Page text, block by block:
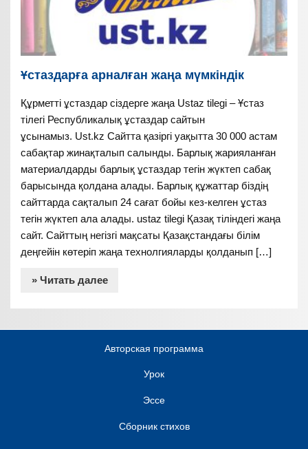
Ұстаздарға арналған жаңа мүмкіндік
Құрметті ұстаздар сіздерге жаңа Ustaz tilegi – Ұстаз
тілегі Республикалық ұстаздар сайтын
ұсынамыз. Ust.kz Сайтта қазіргі уақытта 30 000 астам
сабақтар жинақталып салынды. Барлық жарияланған
материалдарды барлық ұстаздар тегін жүктеп сабақ
барысында қолдана алады. Барлық құжаттар біздің
сайттарда сақталып 24 сағат бойы кез-келген ұстаз
тегін жүктеп ала алады. ustaz tilegi Қазақ тіліндегі жаңа
сайт. Сайттың негізгі мақсаты Қазақстандағы білім
деңгейін көтеріп жаңа технолгияларды қолданып […]
» Читать далее
Авторская программа
Урок
Эссе
Сборник стихов